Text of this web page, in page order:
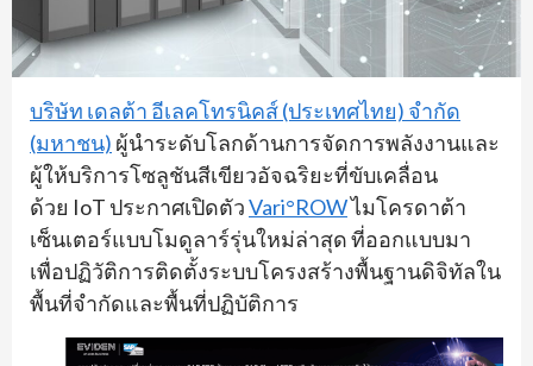
บริษัท เดลต้า อีเลคโทรนิคส์ (ประเทศไทย) จำกัด
(มหาชน) ผู้นำระดับโลกด้านการจัดการพลังงานและ
ผู้ให้บริการโซลูชันสีเขียวอัจฉริยะที่ขับเคลื่อน
ด้วย IoT ประกาศเปิดตัวVari°ROWไมโครดาต้า
เซ็นเตอร์แบบโมดูลาร์รุ่นใหม่ล่าสุด ที่ออกแบบมา
เพื่อปฏิวัติการติดตั้งระบบโครงสร้างพื้นฐานดิจิทัลใน
พื้นที่จำกัดและพื้นที่ปฏิบัติการ